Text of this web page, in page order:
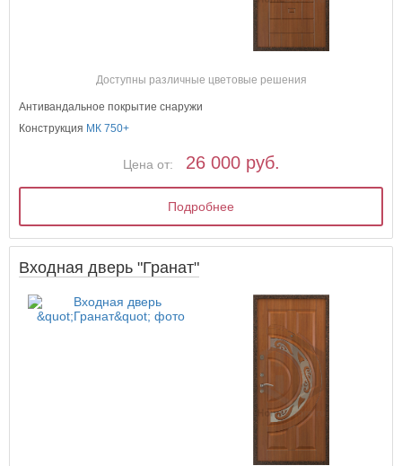
Доступны различные цветовые решения
Антивандальное покрытие снаружи
Конструкция МК 750+
Цена от: 26 000 руб.
Подробнее
Входная дверь "Гранат"